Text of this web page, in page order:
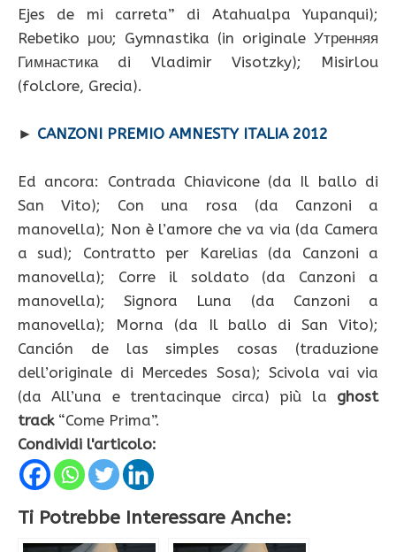
Ejes de mi carreta” di Atahualpa Yupanqui);
Rebetiko μου; Gymnastika (in originale Утренняя
Гимнастика di Vladimir Visotzky); Misirlou
(folclore, Grecia).
► CANZONI PREMIO AMNESTY ITALIA 2012
Ed ancora: Contrada Chiavicone (da Il ballo di
San Vito); Con una rosa (da Canzoni a
manovella); Non è l’amore che va via (da Camera
a sud); Contratto per Karelias (da Canzoni a
manovella); Corre il soldato (da Canzoni a
manovella); Signora Luna (da Canzoni a
manovella); Morna (da Il ballo di San Vito);
Canción de las simples cosas (traduzione
dell’originale di Mercedes Sosa); Scivola vai via
(da All’una e trentacinque circa) più la ghost
track“Come Prima”.
Condividi l'articolo:
Ti Potrebbe Interessare Anche: